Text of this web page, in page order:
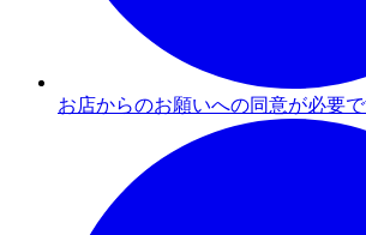
お店からのお願いへの同意が必要